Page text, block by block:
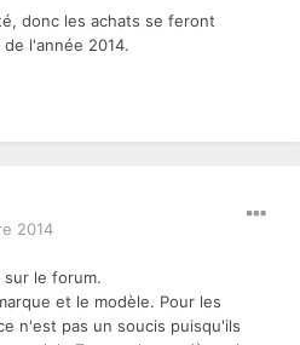
donc les achats se feront
l'année 2014.
2014
sur le forum.
et le modèle. Pour les
n'est pas un soucis puisqu'ils